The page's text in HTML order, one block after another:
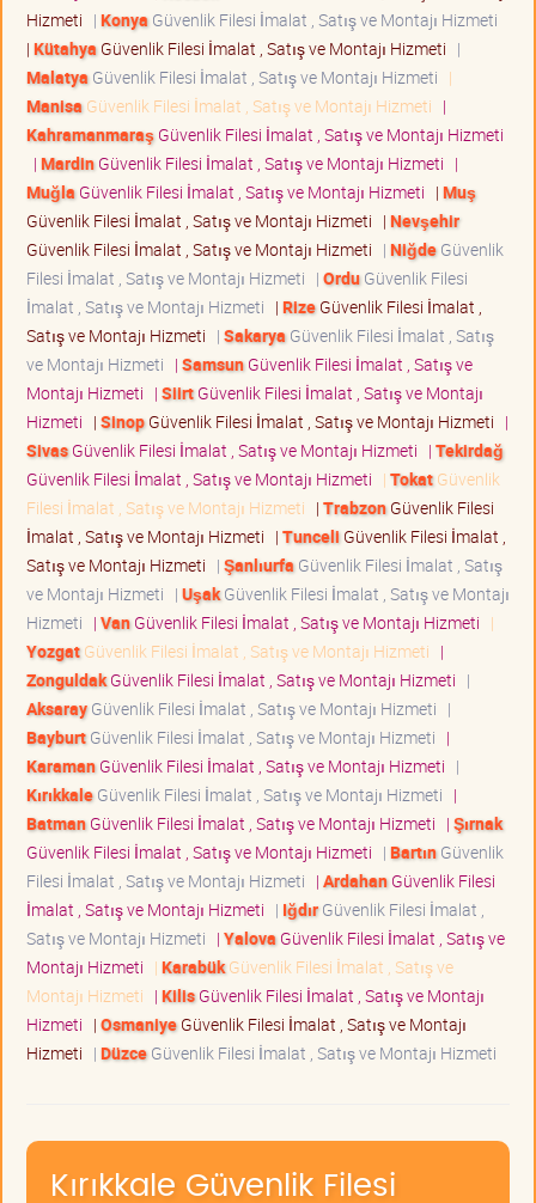
Hizmeti | Konya Güvenlik Filesi İmalat , Satış ve Montajı Hizmeti
| Kütahya Güvenlik Filesi İmalat , Satış ve Montajı Hizmeti |
Malatya Güvenlik Filesi İmalat , Satış ve Montajı Hizmeti |
Manisa Güvenlik Filesi İmalat , Satış ve Montajı Hizmeti |
Kahramanmaraş Güvenlik Filesi İmalat , Satış ve Montajı Hizmeti
| MardinGüvenlik Filesi İmalat , Satış ve Montajı Hizmeti |
Muğla Güvenlik Filesi İmalat , Satış ve Montajı Hizmeti | Muş
Güvenlik Filesi İmalat , Satış ve Montajı Hizmeti | Nevşehir
Güvenlik Filesi İmalat , Satış ve Montajı Hizmeti | NiğdeGüvenlik
Filesi İmalat , Satış ve Montajı Hizmeti | OrduGüvenlik Filesi
İmalat , Satış ve Montajı Hizmeti | RizeGüvenlik Filesi İmalat ,
Satış ve Montajı Hizmeti | Sakarya Güvenlik Filesi İmalat , Satış
ve Montajı Hizmeti | SamsunGüvenlik Filesi İmalat , Satış ve
Montajı Hizmeti | SiirtGüvenlik Filesi İmalat , Satış ve Montajı
Hizmeti | SinopGüvenlik Filesi İmalat , Satış ve Montajı Hizmeti |
SivasGüvenlik Filesi İmalat , Satış ve Montajı Hizmeti | Tekirdağ
Güvenlik Filesi İmalat , Satış ve Montajı Hizmeti | TokatGüvenlik
Filesi İmalat , Satış ve Montajı Hizmeti | TrabzonGüvenlik Filesi
İmalat , Satış ve Montajı Hizmeti | Tunceli Güvenlik Filesi İmalat ,
Satış ve Montajı Hizmeti | Şanlıurfa Güvenlik Filesi İmalat , Satış
ve Montajı Hizmeti | UşakGüvenlik Filesi İmalat , Satış ve Montajı
Hizmeti | VanGüvenlik Filesi İmalat , Satış ve Montajı Hizmeti |
YozgatGüvenlik Filesi İmalat , Satış ve Montajı Hizmeti |
ZonguldakGüvenlik Filesi İmalat , Satış ve Montajı Hizmeti |
AksarayGüvenlik Filesi İmalat , Satış ve Montajı Hizmeti |
BayburtGüvenlik Filesi İmalat , Satış ve Montajı Hizmeti |
KaramanGüvenlik Filesi İmalat , Satış ve Montajı Hizmeti |
KırıkkaleGüvenlik Filesi İmalat , Satış ve Montajı Hizmeti |
BatmanGüvenlik Filesi İmalat , Satış ve Montajı Hizmeti | Şırnak
Güvenlik Filesi İmalat , Satış ve Montajı Hizmeti | BartınGüvenlik
Filesi İmalat , Satış ve Montajı Hizmeti | ArdahanGüvenlik Filesi
İmalat , Satış ve Montajı Hizmeti | IğdırGüvenlik Filesi İmalat ,
Satış ve Montajı Hizmeti | Yalova Güvenlik Filesi İmalat , Satış ve
Montajı Hizmeti | KarabükGüvenlik Filesi İmalat , Satış ve
Montajı Hizmeti | KilisGüvenlik Filesi İmalat , Satış ve Montajı
Hizmeti | OsmaniyeGüvenlik Filesi İmalat , Satış ve Montajı
Hizmeti | DüzceGüvenlik Filesi İmalat , Satış ve Montajı Hizmeti
Kırıkkale Güvenlik Filesi